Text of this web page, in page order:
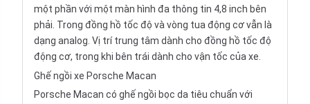
một phần với một màn hình đa thông tin 4,8 inch bên
phải. Trong đồng hồ tốc độ và vòng tua động cơ vẫn là
dạng analog. Vị trí trung tâm dành cho đồng hồ tốc độ
động cơ, trong khi bên trái dành cho vận tốc của xe.
Ghế ngồi xe Porsche Macan
Porsche Macan có ghế ngồi bọc da tiêu chuẩn với